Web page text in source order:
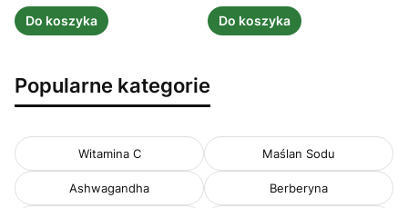
Do koszyka Do koszyka
Popularne kategorie
Witamina C Maślan Sodu
Ashwagandha Berberyna